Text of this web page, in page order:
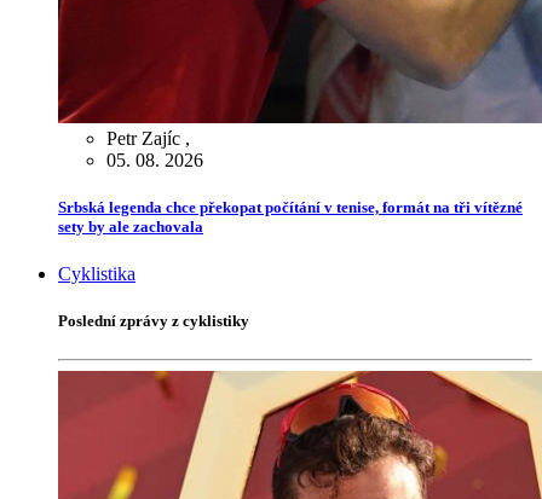
Petr Zajíc ,
05. 08. 2026
Srbská legenda chce překopat počítání v tenise, formát na tři vítězné
sety by ale zachovala
Cyklistika
Poslední zprávy z cyklistiky